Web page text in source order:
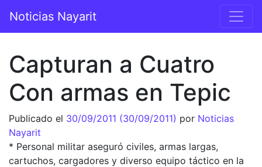
Navegación principal
Noticias Nayarit
Capturan a Cuatro
Con armas en Tepic
Publicado el 30/09/2011 (30/09/2011) por Noticias
Nayarit
* Personal militar aseguró civiles, armas largas,
cartuchos, cargadores y diverso equipo táctico en la